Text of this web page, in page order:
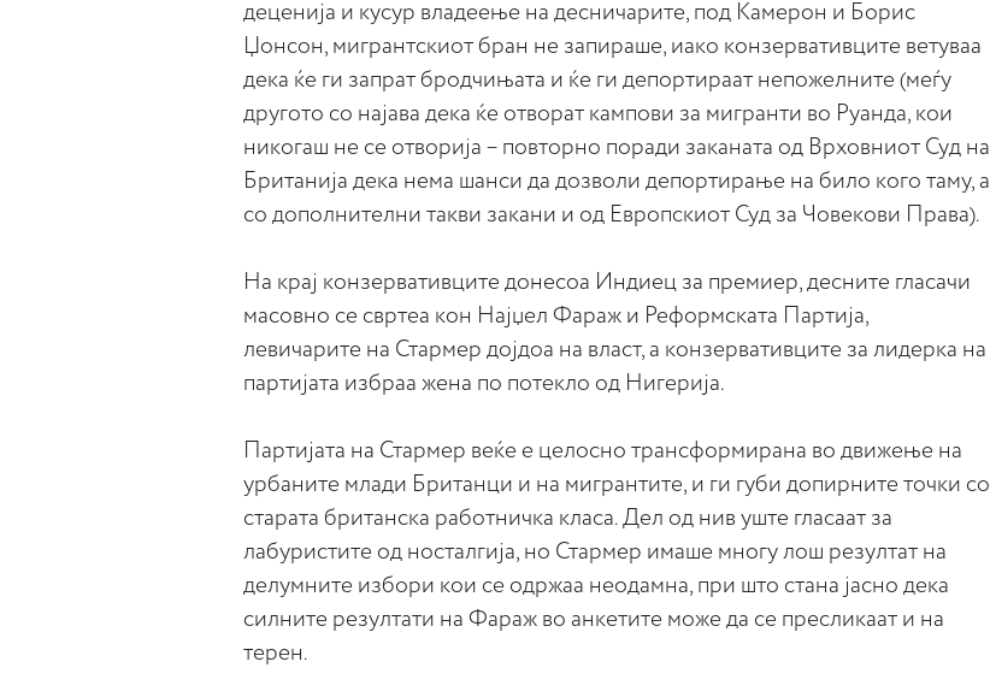
деценија и кусур владеење на десничарите, под Камерон и Борис
Џонсон, мигрантскиот бран не запираше, иако конзервативците ветуваа
дека ќе ги запрат бродчињата и ќе ги депортираат непожелните (меѓу
другото со најава дека ќе отворат кампови за мигранти во Руанда, кои
никогаш не се отворија – повторно поради заканата од Врховниот Суд на
Британија дека нема шанси да дозволи депортирање на било кого таму, а
со дополнителни такви закани и од Европскиот Суд за Човекови Права).
На крај конзервативците донесоа Индиец за премиер, десните гласачи
масовно се свртеа кон Најџел Фараж и Реформската Партија,
левичарите на Стармер дојдоа на власт, а конзервативците за лидерка на
партијата избраа жена по потекло од Нигерија.
Партијата на Стармер веќе е целосно трансформирана во движење на
урбаните млади Британци и на мигрантите, и ги губи допирните точки со
старата британска работничка класа. Дел од нив уште гласаат за
лабуристите од носталгија, но Стармер имаше многу лош резултат на
делумните избори кои се одржаа неодамна, при што стана јасно дека
силните резултати на Фараж во анкетите може да се пресликаат и на
терен.